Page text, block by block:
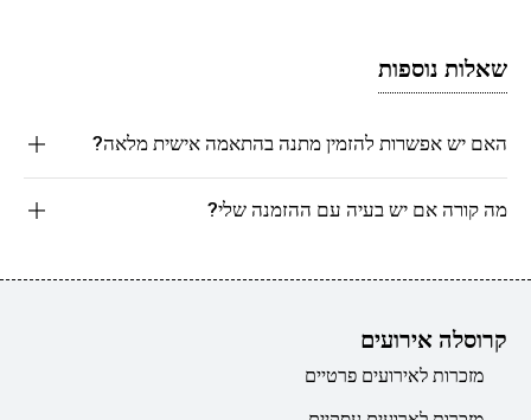
שאלות נוספות
האם יש אפשרות להזמין מתנה בהתאמה אישית מלאה?
מה קורה אם יש בעיה עם ההזמנה שלי?
קרוסלה אירועים
מזכרות לאירועים פרטיים